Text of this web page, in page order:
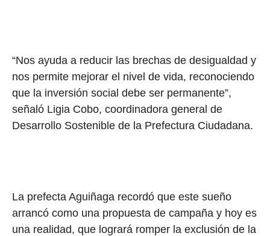
“Nos ayuda a reducir las brechas de desigualdad y
nos permite mejorar el nivel de vida, reconociendo
que la inversión social debe ser permanente”,
señaló Ligia Cobo, coordinadora general de
Desarrollo Sostenible de la Prefectura Ciudadana.
La prefecta Aguiñaga recordó que este sueño
arrancó como una propuesta de campaña y hoy es
una realidad, que logrará romper la exclusión de la